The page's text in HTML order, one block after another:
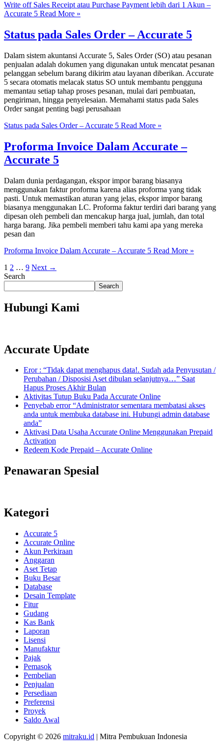
Write off Sales Receipt atau Purchase Payment lebih dari 1 Akun –
Accurate 5 Read More »
Status pada Sales Order – Accurate 5
Dalam sistem akuntansi Accurate 5, Sales Order (SO) atau pesanan
penjualan adalah dokumen yang digunakan untuk mencatat pesanan
pelanggan sebelum barang dikirim atau layanan diberikan. Accurate
5 secara otomatis melacak status SO untuk membantu pengguna
memantau setiap tahap proses pesanan, mulai dari pembuatan,
pengiriman, hingga penyelesaian. Memahami status pada Sales
Order sangat penting bagi perusahaan
Status pada Sales Order – Accurate 5 Read More »
Proforma Invoice Dalam Accurate –
Accurate 5
Dalam dunia perdagangan, ekspor impor barang biasanya
menggunakan faktur proforma karena alias proforma yang tidak
pasti. Untuk memastikan aturan yang jelas, ekspor impor barang
biasanya menggunakan LC. Proforma faktur terdiri dari barang yang
dipesan oleh pembeli dan mencakup harga jual, jumlah, dan total
harga barang. Jika pembeli memberi tahu kami apa yang mereka
pesan dan
Proforma Invoice Dalam Accurate – Accurate 5 Read More »
1 2 … 9 Next →
Search
Search
Hubungi Kami
Accurate Update
Eror : “Tidak dapat menghapus data!. Sudah ada Penyusutan /
Perubahan / Disposisi Aset dibulan selanjutnya…” Saat
Hapus Proses Akhir Bulan
Aktivitas Tutup Buku Pada Accurate Online
Penyebab error “Administrator sementara membatasi akses
anda untuk membuka database ini. Hubungi admin database
anda”
Aktivasi Data Usaha Accurate Online Menggunakan Prepaid
Activation
Redeem Kode Prepaid – Accurate Online
Penawaran Spesial
Kategori
Accurate 5
Accurate Online
Akun Perkiraan
Anggaran
Aset Tetap
Buku Besar
Database
Desain Template
Fitur
Gudang
Kas Bank
Laporan
Lisensi
Manufaktur
Pajak
Pemasok
Pembelian
Penjualan
Persediaan
Preferensi
Proyek
Saldo Awal
Copyright © 2026 mitraku.id | Mitra Pembukuan Indonesia